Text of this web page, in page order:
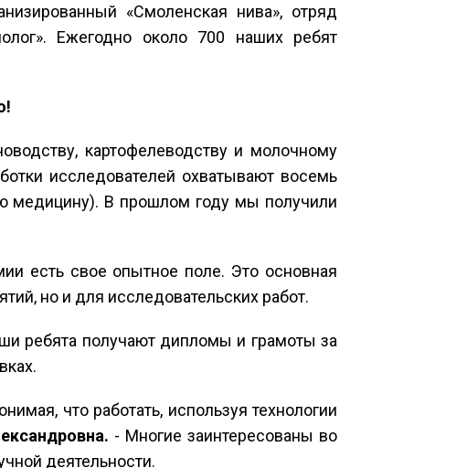
«Смоленская нива», отряд
Ежегодно около 700 наших ребят
картофелеводству и молочному
исследователей охватывают восемь
медицину). В прошлом году мы получили
есть свое опытное поле. Это основная
но и для исследовательских работ.
ребята получают дипломы и грамоты за
что работать, используя технологии
- Многие заинтересованы во
деятельности.